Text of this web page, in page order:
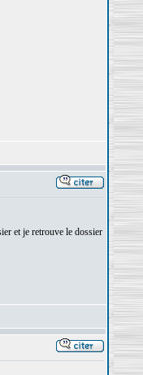
et je retrouve le dossier